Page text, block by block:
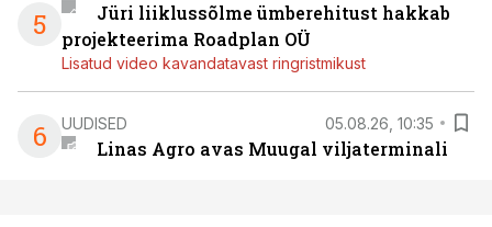
5
Jüri liiklussõlme ümberehitust hakkab
projekteerima Roadplan OÜ
Lisatud video kavandatavast ringristmikust
6 UUDISED 05.08.26, 10:35
Linas Agro avas Muugal viljaterminali